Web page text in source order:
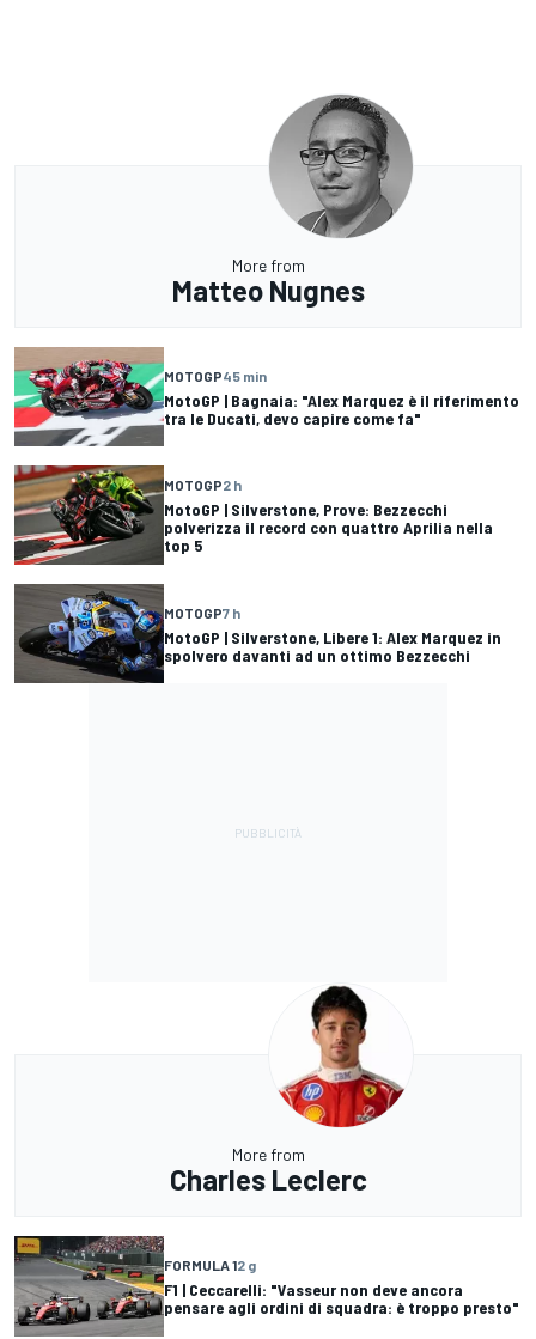
More from
Matteo Nugnes
MOTOGP45 min
MotoGP | Bagnaia: "Alex Marquez è il riferimento
tra le Ducati, devo capire come fa"
MOTOGP2 h
MotoGP | Silverstone, Prove: Bezzecchi
polverizza il record con quattro Aprilia nella
top 5
MOTOGP7 h
MotoGP | Silverstone, Libere 1: Alex Marquez in
spolvero davanti ad un ottimo Bezzecchi
More from
Charles Leclerc
FORMULA 12 g
F1 | Ceccarelli: "Vasseur non deve ancora
pensare agli ordini di squadra: è troppo presto"